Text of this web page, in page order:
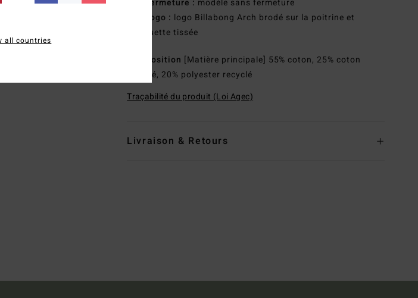
Fermeture : modèle sans fermeture
Logo : logo Billabong Arch brodé sur la poitrine et
étiquette tissée
Composition [Matière principale] 55% coton, 25% coton
recyclé, 20% polyester recyclé
Traçabilité du produit (Loi Agec)
Livraison & Retours
all countries